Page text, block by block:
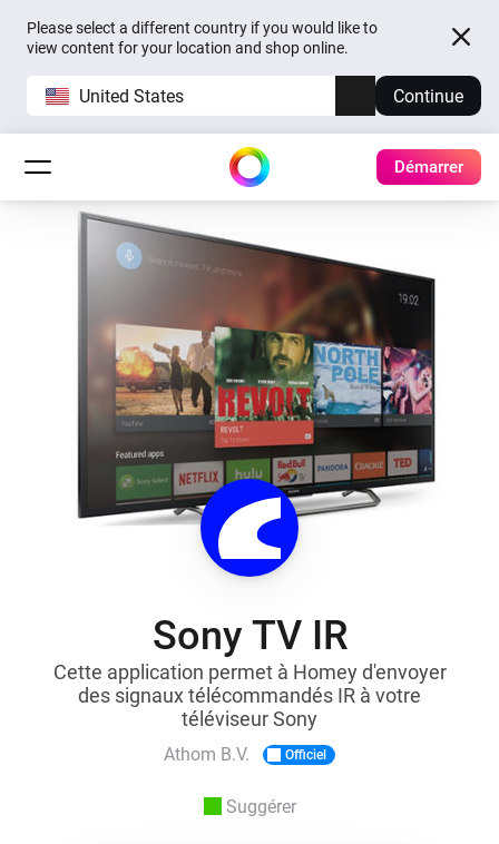
Please select a different country if you would like to
view content for your location and shop online.
United States Continue
Démarrer
Sony TV IR
Cette application permet à Homey d'envoyer
des signaux télécommandés IR à votre
téléviseur Sony
Athom B.V. Officiel
Suggérer